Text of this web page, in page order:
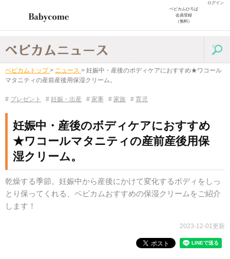
ログイン
ベビカムひろば
会員登録
（無料）
ベビカムトップ > ニュース > 妊娠中・産後のボディケアにおすすめ★ワコール
マタニティの産前産後用保湿クリーム。
# プレゼント # 妊娠・出産 # 家事 # 家族 # 育児
妊娠中・産後のボディケアにおすすめ
★ワコールマタニティの産前産後用保
湿クリーム。
乾燥する季節。妊娠中から産後にかけて変化するボディをしっ
とり保ってくれる、ベビカムおすすめの保湿クリームをご紹介
します！
2023-12-01更新